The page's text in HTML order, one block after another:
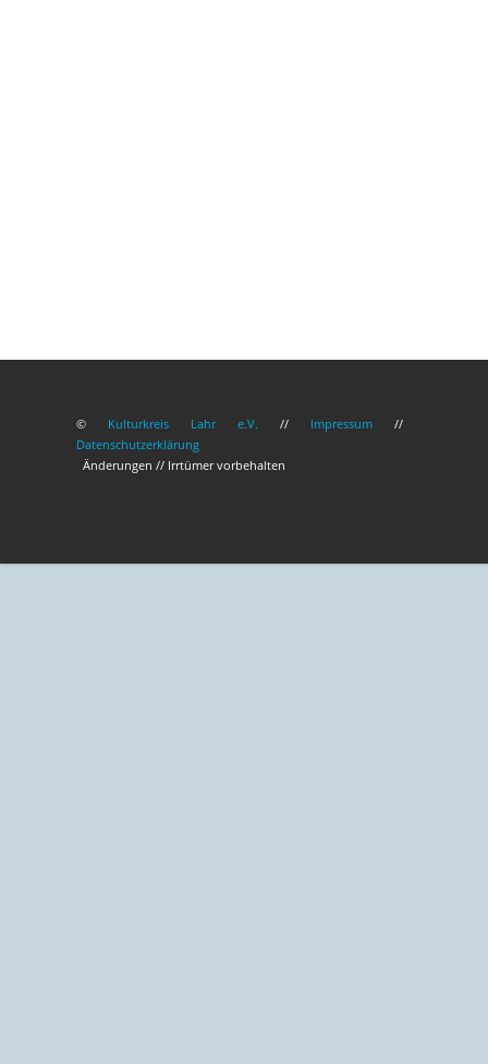
© Kulturkreis Lahr e.V. // Impressum //
Datenschutzerklärung
Änderungen // Irrtümer vorbehalten